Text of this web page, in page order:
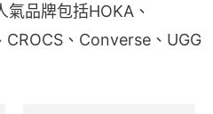
氣品牌包括HOKA、
、Converse、UGG